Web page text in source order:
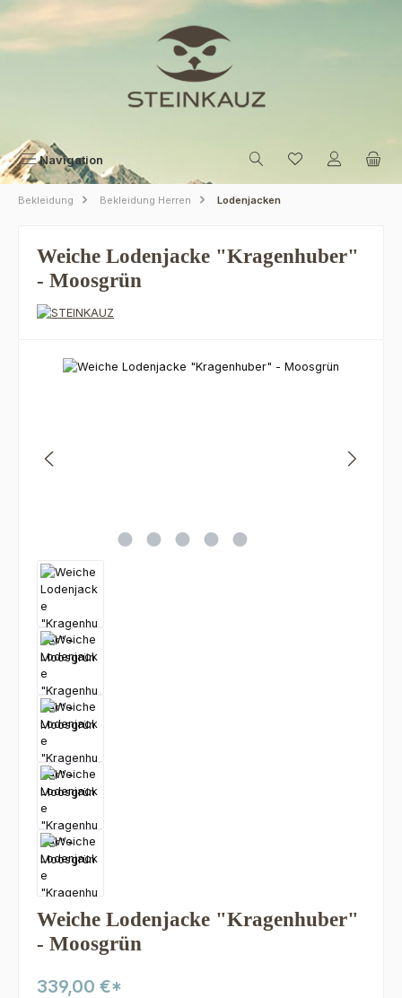
Zum Hauptinhalt springen
Navigation
Bekleidung Bekleidung Herren Lodenjacken
Weiche Lodenjacke "Kragenhuber"
- Moosgrün
Bildergalerie überspringen
Weiche Lodenjacke "Kragenhuber"
- Moosgrün
339,00 €*